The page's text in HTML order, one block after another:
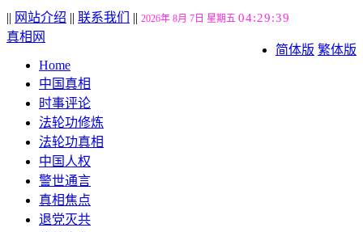
|| 网站介绍 || 联系我们 || 2026年 8月 7日 星期五 04:29:40
简体版 繁体版
真相网
Home
中国真相
时事评论
法轮功修炼
法轮功真相
中国人权
警世通言
真相焦点
退党灭共